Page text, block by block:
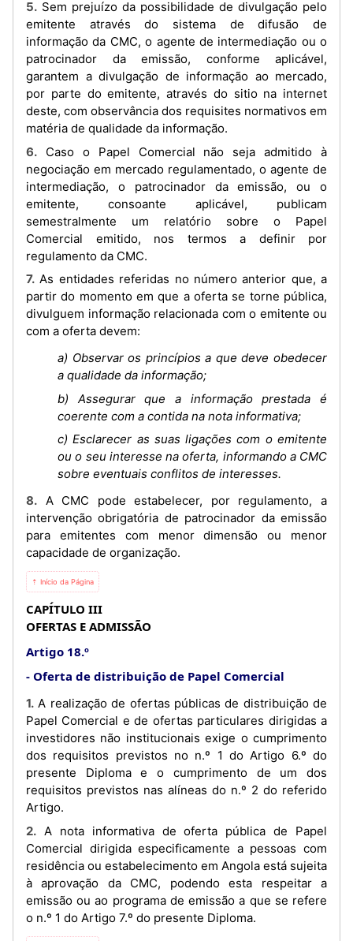
5. Sem prejuízo da possibilidade de divulgação pelo
emitente através do sistema de difusão de
informação da CMC, o agente de intermediação ou o
patrocinador da emissão, conforme aplicável,
garantem a divulgação de informação ao mercado,
por parte do emitente, através do sitio na internet
deste, com observância dos requisites normativos em
matéria de qualidade da informação.
6. Caso o Papel Comercial não seja admitido à
negociação em mercado regulamentado, o agente de
intermediação, o patrocinador da emissão, ou o
emitente, consoante aplicável, publicam
semestralmente um relatório sobre o Papel
Comercial emitido, nos termos a definir por
regulamento da CMC.
7. As entidades referidas no número anterior que, a
partir do momento em que a oferta se torne pública,
divulguem informação relacionada com o emitente ou
com a oferta devem:
a) Observar os princípios a que deve obedecer
a qualidade da informação;
b) Assegurar que a informação prestada é
coerente com a contida na nota informativa;
c) Esclarecer as suas ligações com o emitente
ou o seu interesse na oferta, informando a CMC
sobre eventuais conflitos de interesses.
8. A CMC pode estabelecer, por regulamento, a
intervenção obrigatória de patrocinador da emissão
para emitentes com menor dimensão ou menor
capacidade de organização.
⇡ Início da Página
CAPÍTULO III
OFERTAS E ADMISSÃO
Artigo 18.º
Oferta de distribuição de Papel Comercial
1. A realização de ofertas públicas de distribuição de
Papel Comercial e de ofertas particulares dirigidas a
investidores não institucionais exige o cumprimento
dos requisitos previstos no n.º 1 do Artigo 6.º do
presente Diploma e o cumprimento de um dos
requisitos previstos nas alíneas do n.º 2 do referido
Artigo.
2. A nota informativa de oferta pública de Papel
Comercial dirigida especificamente a pessoas com
residência ou estabelecimento em Angola está sujeita
à aprovação da CMC, podendo esta respeitar a
emissão ou ao programa de emissão a que se refere
o n.º 1 do Artigo 7.º do presente Diploma.